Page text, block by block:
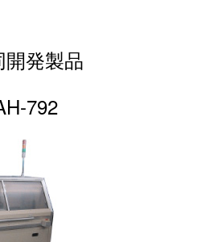
開発製品
792